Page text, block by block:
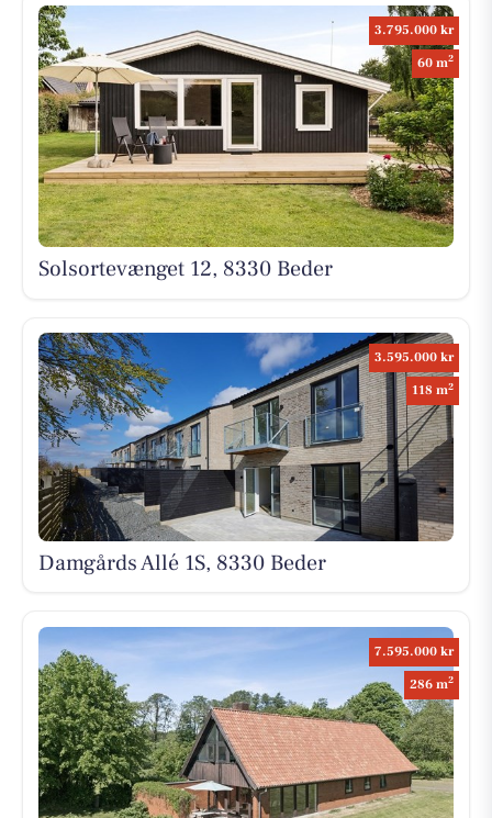
3.795.000 kr
60 m2
Solsortevænget 12, 8330 Beder
3.595.000 kr
118 m2
Damgårds Allé 1S, 8330 Beder
7.595.000 kr
286 m2